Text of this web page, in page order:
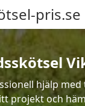
pris.se
hjälp
projekt och